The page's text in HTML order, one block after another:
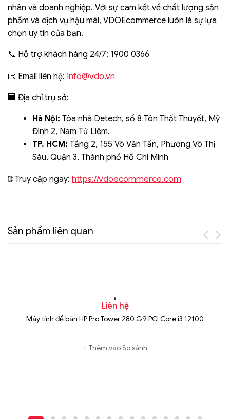
nhân và doanh nghiệp. Với sự cam kết về chất lượng sản
phẩm và dịch vụ hậu mãi, VDOEcommerce luôn là sự lựa
chọn uy tín của bạn.
📞 Hỗ trợ khách hàng 24/7: 1900 0366
📧 Email liên hệ: info@vdo.vn
🏢 Địa chỉ trụ sở:
Hà Nội: Tòa nhà Detech, số 8 Tôn Thất Thuyết, Mỹ
Đình 2, Nam Từ Liêm.
TP. HCM: Tầng 2, 155 Võ Văn Tần, Phường Võ Thị
Sáu, Quận 3, Thành phố Hồ Chí Minh
🌐 Truy cập ngay: https://vdoecommerce.com
Sản phẩm liên quan
Liên hệ
Máy tính để bàn HP Pro Tower 280 G9 PCI Core i3 12100
Thêm vào So sánh